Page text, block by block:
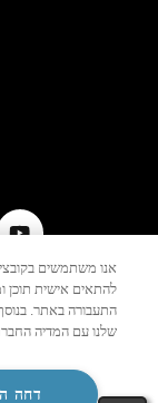
להתאים אישית תוכן
התעבורה באתר.
שלנו עם המדיה
דחה